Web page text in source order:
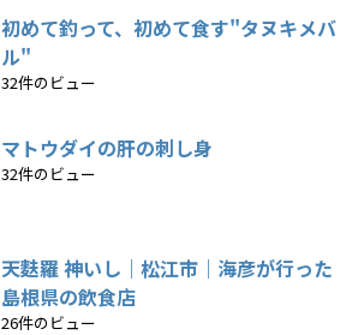
初めて釣って、初めて食す"タヌキメバ
ル"
32件のビュー
マトウダイの肝の刺し身
32件のビュー
天麩羅 神いし｜松江市｜海彦が行った
島根県の飲食店
26件のビュー